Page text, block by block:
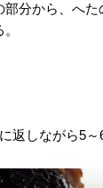
分から、へ
しながら5～